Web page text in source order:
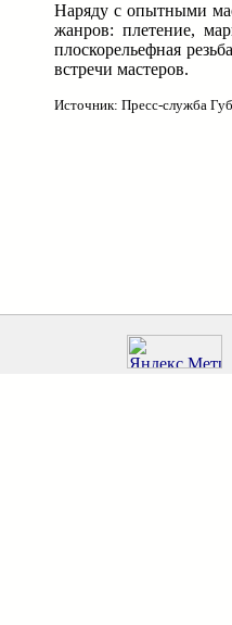
Наряду с опытными
жанров: плетение,
плоскорельефная
встречи мастеров.
Источник: Пресс-служба